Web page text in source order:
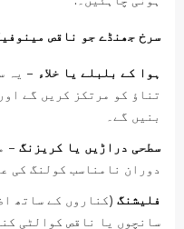
سرخ جھنڈے جو ناقص
ہوا کے بلبلے یا خلاء – یہ
تناؤ کو مرتکز کریں گے
بنیں گے۔
سطحی دراڑیں یا کریزنگ –
دوران نامناسب کولنگ کی
فلیشنگ (کناروں کے ساتھ
سانچوں یا ناقص کوالٹی